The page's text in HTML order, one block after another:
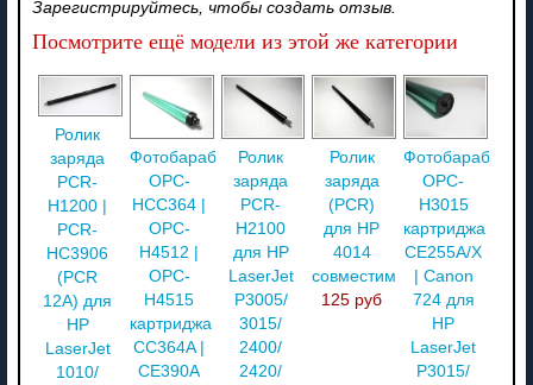
Зарегистрируйтесь, чтобы создать отзыв.
Посмотрите ещё модели из этой же категории
Ролик
заряда
PCR-
H1200 |
PCR-
HC3906
(PCR
12A) для
HP
LaserJet
1010/
Фотобарабан
OPC-
HCC364 |
OPC-
H4512 |
OPC-
H4515
картриджа
CC364A |
CE390A
Ролик
заряда
PCR-
H2100
для HP
LaserJet
P3005/
3015/
2400/
2420/
Ролик
заряда
(PCR)
для HP
4014
совместимый
125 руб
Фотобарабан
OPC-
H3015
картриджа
CE255A/X
| Canon
724 для
HP
LaserJet
P3015/